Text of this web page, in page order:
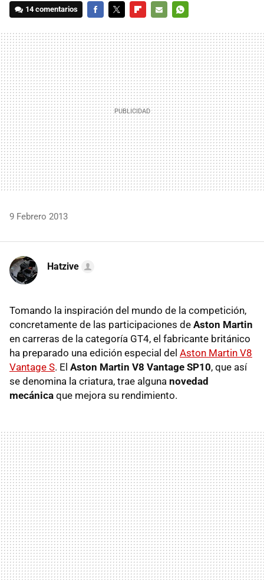
14 comentarios
MAIL
9 Febrero 2013
Hatzive
Tomando la inspiración del mundo de la competición,
concretamente de las participaciones de Aston Martin
en carreras de la categoría GT4, el fabricante británico
ha preparado una edición especial del Aston Martin V8
Vantage S. El Aston Martin V8 Vantage SP10, que así
se denomina la criatura, trae alguna novedad
mecánica que mejora su rendimiento.